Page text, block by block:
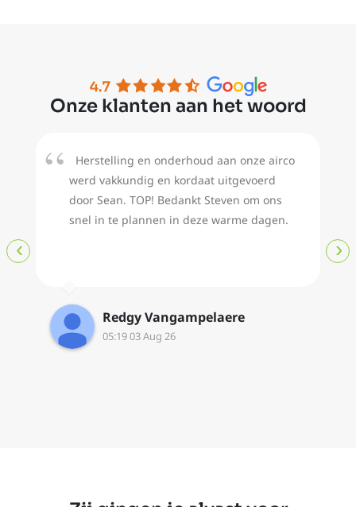
Onze klanten aan het woord
Herstelling en onderhoud aan onze airco
werd vakkundig en kordaat uitgevoerd
door Sean. TOP! Bedankt Steven om ons
snel in te plannen in deze warme dagen.
Redgy Vangampelaere
05:19 03 Aug 26
‹ ›